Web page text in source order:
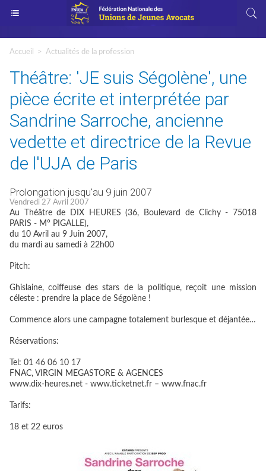
Accueil > Actualités de la profession
Théâtre: 'JE suis Ségolène', une
pièce écrite et interprétée par
Sandrine Sarroche, ancienne
vedette et directrice de la Revue
de l'UJA de Paris
Prolongation jusqu'au 9 juin 2007
Vendredi 27 Avril 2007
Au Théâtre de DIX HEURES (36, Boulevard de Clichy - 75018
PARIS - M° PIGALLE),
du 10 Avril au 9 Juin 2007,
du mardi au samedi à 22h00
Pitch:
Ghislaine, coiffeuse des stars de la politique, reçoit une mission
céleste : prendre la place de Ségolène !
Commence alors une campagne totalement burlesque et déjantée…
Réservations:
Tel: 01 46 06 10 17
FNAC, VIRGIN MEGASTORE & AGENCES
www.dix-heures.net - www.ticketnet.fr – www.fnac.fr
Tarifs:
18 et 22 euros